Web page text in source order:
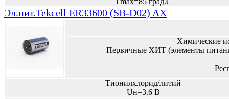
Эл.пит.Tekcell ER33600 (SB-D02) AX
Химические
Первичные ХИТ (элементы
Тионилхлорид/литий
Uн=3.6 В